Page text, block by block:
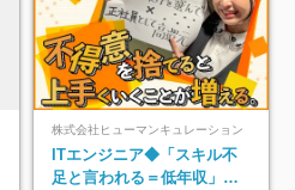
株式会社ヒューマンキュレーション
ITエンジニア◆「スキル不
足と言われる＝低年収」で